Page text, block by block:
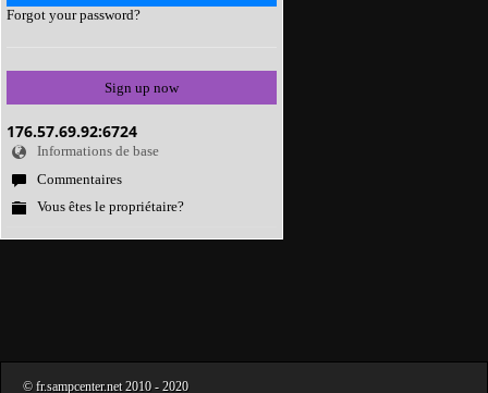
Forgot your password?
Sign up now
176.57.69.92:6724
Informations de base
Commentaires
Vous êtes le propriétaire?
© fr.sampcenter.net 2010 - 2020